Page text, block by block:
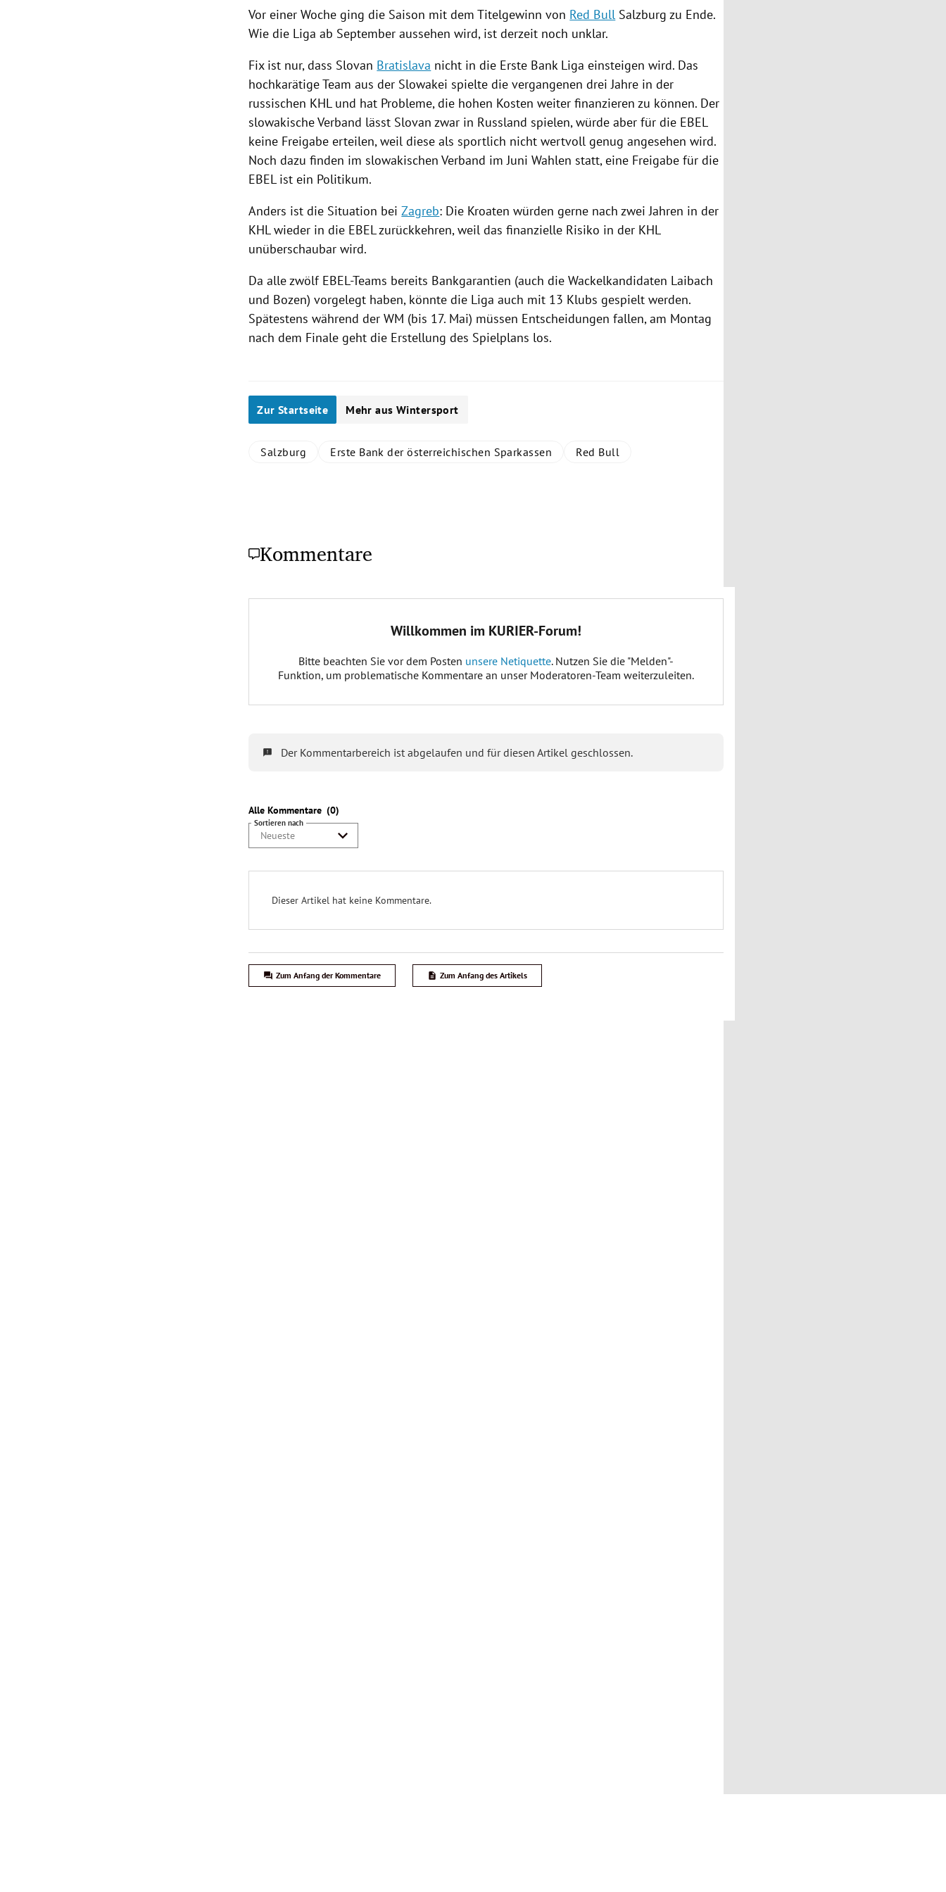
Vor einer Woche ging die Saison mit demTitelgewinn von Red Bull Salzburg zu Ende.
Wie die Liga ab September aussehen wird, ist derzeit noch unklar.
Fix ist nur, dass Slovan Bratislava nicht in die Erste BankLiga einsteigen wird. Das
hochkarätige Team aus der Slowakei spielte die vergangenen drei Jahre in der
russischen KHL und hat Probleme, die hohen Kosten weiter finanzieren zu können. Der
slowakische Verband lässt Slovan zwar in Russland spielen, würde aber für die EBEL
keine Freigabe erteilen, weil diese als sportlich nicht wertvoll genug angesehen wird.
Noch dazu finden im slowakischen Verband im JuniWahlen statt, eine Freigabe für die
EBEL ist ein Politikum.
Anders ist die Situation beiZagreb: Die Kroaten würden gerne nach zwei Jahren in der
KHL wieder in die EBEL zurückkehren, weil das finanzielle Risiko in der KHL
unüberschaubar wird.
Da alle zwölf EBEL-Teams bereits Bankgarantien (auch die Wackelkandidaten Laibach
und Bozen) vorgelegt haben, könnte die Liga auch mit 13 Klubs gespielt werden.
Spätestens während der WM (bis 17. Mai) müssen Entscheidungen fallen, am Montag
nach dem Finale geht die Erstellung des Spielplans los.
Zur Startseite Mehr aus Wintersport
Salzburg Erste Bank der österreichischen Sparkassen Red Bull
Kommentare